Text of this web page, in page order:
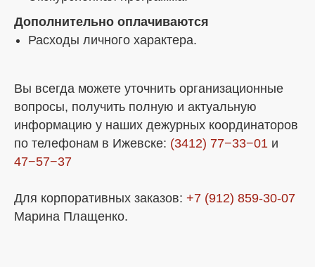
Дополнительно оплачиваются
Расходы личного характера.
Вы всегда можете уточнить организационные
вопросы, получить полную и актуальную
информацию у наших дежурных координаторов
по телефонам в Ижевске: (3412) 77−33−01 и
47−57−37
Для корпоративных заказов: +7 (912) 859-30-07
Марина Плащенко.